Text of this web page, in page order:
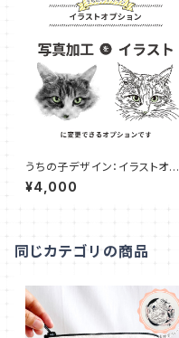
うちの子デザイン：イラストオプ
ション OP007
¥4,000
同じカテゴリの商品